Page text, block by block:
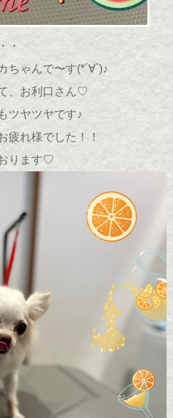
・
ちゃんで〜す(*´∀`)♪
、お利口さん♡
ツヤツヤです♪
疲れ様でした！！
ります♡